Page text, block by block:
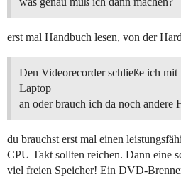
erst mal Handbuch lesen, von der
Den Videorecorder schließe ich
Laptop
an oder brauch ich da noch andere
du brauchst erst mal einen
CPU Takt sollten reichen. Dann eine
viel freien Speicher! Ein DVD-